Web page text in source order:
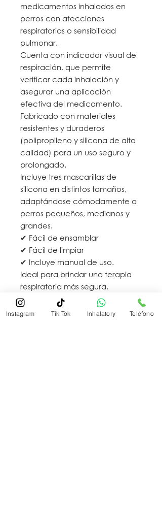
medicamentos inhalados en
perros con afecciones
respiratorias o sensibilidad
pulmonar.
Cuenta con indicador visual de
respiración, que permite
verificar cada inhalación y
asegurar una aplicación
efectiva del medicamento.
Fabricado con materiales
resistentes y duraderos
(polipropileno y silicona de alta
calidad) para un uso seguro y
prolongado.
Incluye tres mascarillas de
silicona en distintos tamaños,
adaptándose cómodamente a
perros pequeños, medianos y
grandes.
✔ Fácil de ensamblar
✔ Fácil de limpiar
✔ Incluye manual de uso.
Ideal para brindar una terapia
respiratoria más segura,
práctica y efectiva en casa.
Instagram Tik Tok Inhalatory Teléfono